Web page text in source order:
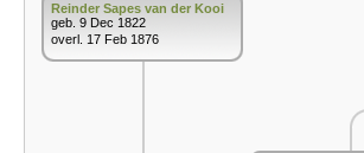
Reinder Sapes van der Kooi
geb. 9 Dec 1822
overl. 17 Feb 1876